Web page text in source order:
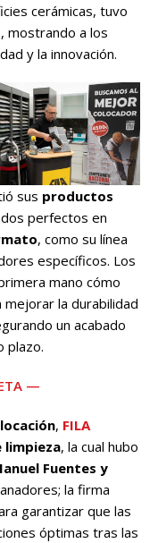
cerámicas, tuvo
mostrando a los
y la innovación.
sus productos
perfectos en
, como su línea
específicos. Los
mano cómo
la durabilidad
un acabado
plazo.
—
, FILA
limpieza, la cual hubo
Fuentes y
la firma
garantizar que las
óptimas tras las